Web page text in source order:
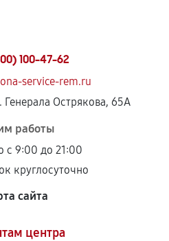
100-47-62
service-rem.ru
Генерала Острякова, 65А
работы
с 9:00 до 21:00
круглосуточно
сайта
центра